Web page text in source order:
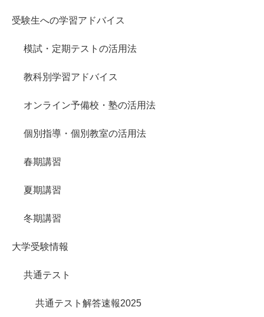
受験生への学習アドバイス
模試・定期テストの活用法
教科別学習アドバイス
オンライン予備校・塾の活用法
個別指導・個別教室の活用法
春期講習
夏期講習
冬期講習
大学受験情報
共通テスト
共通テスト解答速報2025